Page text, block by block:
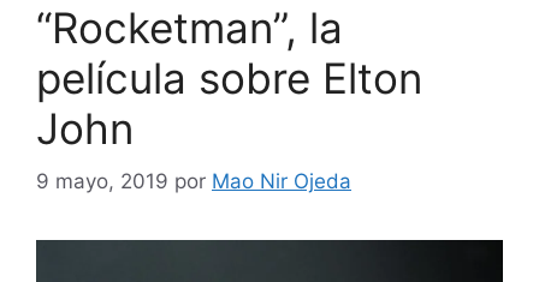
“Rocketman”, la
película sobre Elton
John
9 mayo, 2019 por Mao Nir Ojeda